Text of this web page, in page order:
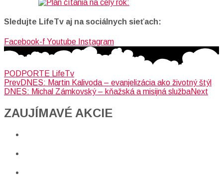
Sledujte LifeTv aj na sociálnych sieťach:
Facebook-f Youtube Instagram
PODPORTE LifeTv
PrevDNES: Martin Kalivoda – evanjelizácia ako životný štýl
DNES: Michal Zámkovský – kňažská a misijná službaNext
ZAUJÍMAVÉ AKCIE​